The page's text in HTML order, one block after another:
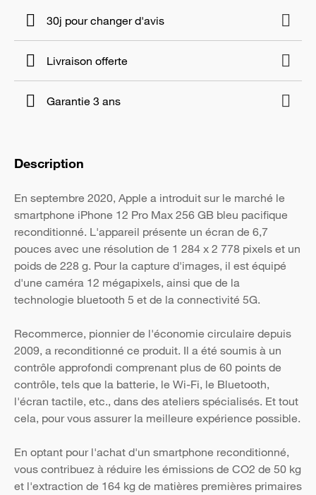
30j pour changer d'avis
Livraison offerte
Garantie 3 ans
Description
En septembre 2020, Apple a introduit sur le marché le
smartphone iPhone 12 Pro Max 256 GB bleu pacifique
reconditionné. L'appareil présente un écran de 6,7
pouces avec une résolution de 1 284 x 2 778 pixels et un
poids de 228 g. Pour la capture d'images, il est équipé
d'une caméra 12 mégapixels, ainsi que de la
technologie bluetooth 5 et de la connectivité 5G.
Recommerce, pionnier de l'économie circulaire depuis
2009, a reconditionné ce produit. Il a été soumis à un
contrôle approfondi comprenant plus de 60 points de
contrôle, tels que la batterie, le Wi-Fi, le Bluetooth,
l'écran tactile, etc., dans des ateliers spécialisés. Et tout
cela, pour vous assurer la meilleure expérience possible.
En optant pour l'achat d'un smartphone reconditionné,
vous contribuez à réduire les émissions de CO2 de 50 kg
et l'extraction de 164 kg de matières premières primaires